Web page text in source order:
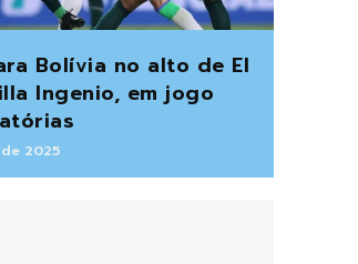
Bolívia no alto de El
Ingenio, em jogo
2025